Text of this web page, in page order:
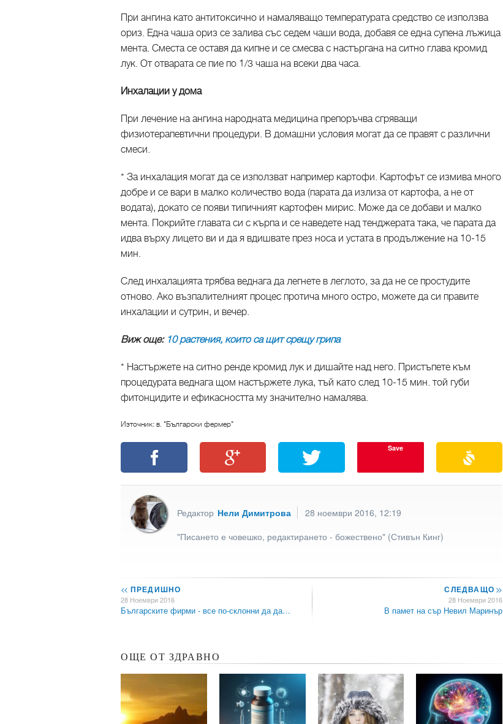
При ангина като антитоксично и намаляващо температурата средство се използва
ориз. Една чаша ориз се залива със седем чаши вода, добавя се една супена лъжица
мента. Сместа се оставя да кипне и се смесва с настъргана на ситно глава кромид
лук. От отварата се пие по 1/3 чаша на всеки два часа.
Инхалации у дома
При лечение на ангина народната медицина препоръчва сгряващи
физиотерапевтични процедури. В домашни условия могат да се правят с различни
смеси.
* За инхалация могат да се използват например картофи. Картофът се измива много
добре и се вари в малко количество вода (парата да излиза от картофа, а не от
водата), докато се появи типичният картофен мирис. Може да се добави и малко
мента. Покрийте главата си с кърпа и се наведете над тенджерата така, че парата да
идва върху лицето ви и да я вдишвате през носа и устата в продължение на 10-15
мин.
След инхалацията трябва веднага да легнете в леглото, за да не се простудите
отново. Ако възпалителният процес протича много остро, можете да си правите
инхалации и сутрин, и вечер.
Виж още: 10 растения, които са щит срещу грипа
* Настържете на ситно ренде кромид лук и дишайте над него. Пристъпете към
процедурата веднага щом настържете лука, тъй като след 10-15 мин. той губи
фитонцидите и ефикасността му значително намалява.
Източник: в. "Български фермер"
Save
Редактор Нели Димитрова
28 ноември 2016, 12:19
"Писането е човешко, редактирането - божествено" (Стивън Кинг)
<< ПРЕДИШНО
28 Ноември 2016
Българските фирми - все по-склонни да да…
СЛЕДВАЩО>>
28 Ноември 2016
В памет на сър Невил Маринър
ОЩЕ ОТ ЗДРАВНО